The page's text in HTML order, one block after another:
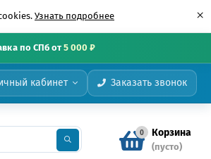
Узнать подробнее ×
по СПб от5 000 ₽
кабинет Заказать звонок
0 Корзина
(пусто)